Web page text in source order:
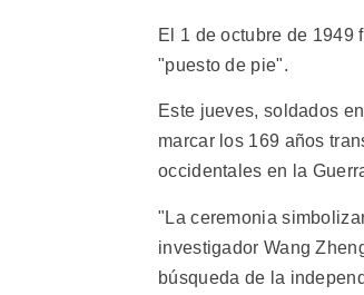
El 1 de octubre de 1949
"puesto de pie".
Este jueves, soldados
marcar los 169 años
occidentales en la
"La ceremonia
investigador Wang
búsqueda de la